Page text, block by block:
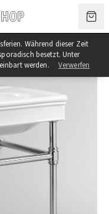
Während dieser Zeit
besetzt. Unter
werden.
Verwerfen